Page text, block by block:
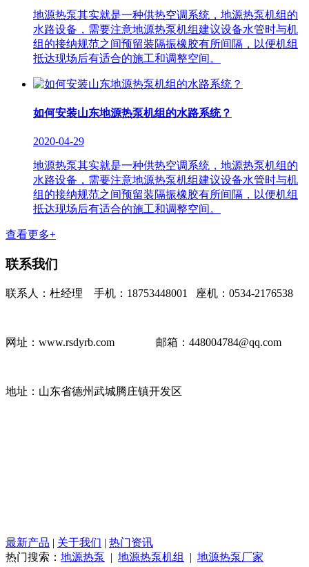
地源热泵其实就是一种供热空调系统，地源热泵机组的
水路设备，需要注意地源热泵机组建议设备水管时与机
组的接纳规范之间预留装隔振橡胶有所间隔，以便机组
抵达现场后有适合的施工和调整空间。
如何安装山东地源热泵机组的水路系统？
2020-04-29
地源热泵其实就是一种供热空调系统，地源热泵机组的
水路设备，需要注意地源热泵机组建议设备水管时与机
组的接纳规范之间预留装隔振橡胶有所间隔，以便机组
抵达现场后有适合的施工和调整空间。
查看更多+
联系我们
联系人：杜经理 手机：18753448001 座机：0534-2176538
网址：www.rsdyrb.com 邮箱：448004784@qq.com
地址：山东省德州武城腾庄镇开发区
最新产品 | 关于我们 | 热门资讯
热门搜索： 地源热泵 | 地源热泵机组 | 地源热泵厂家